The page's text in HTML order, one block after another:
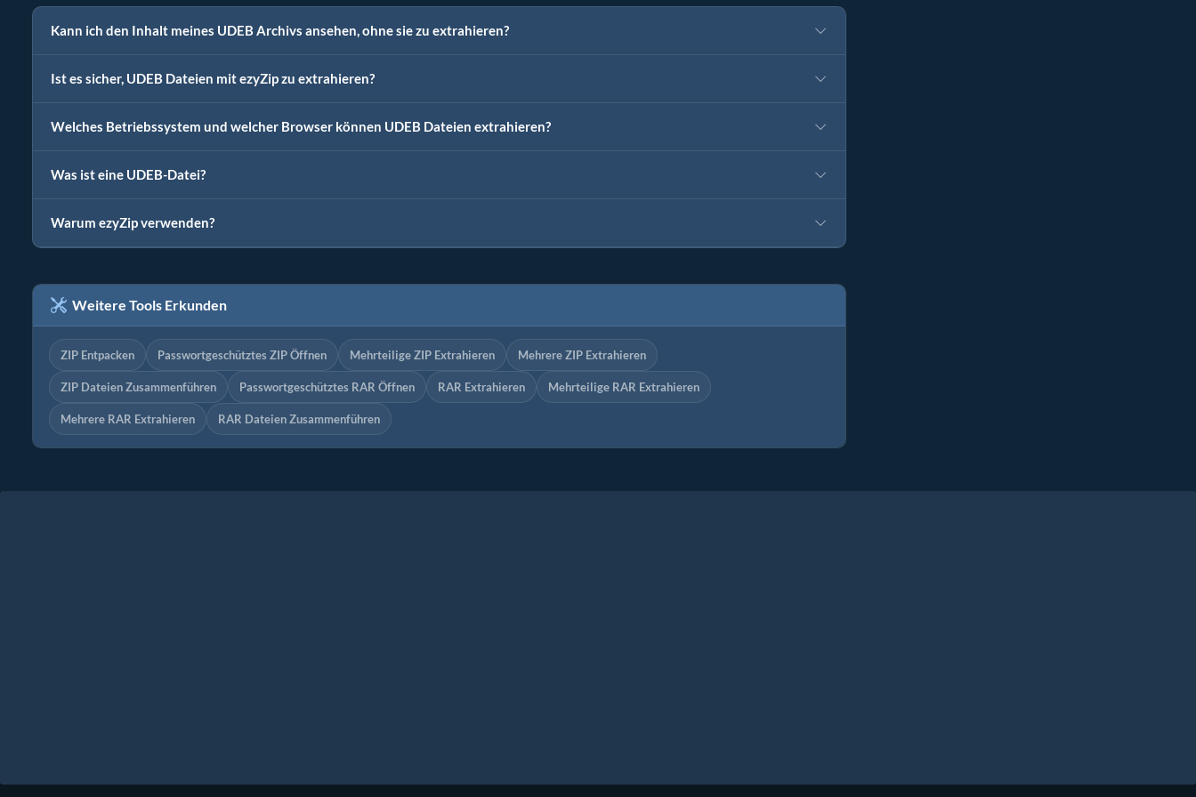
Kann ich den Inhalt meines UDEB Archivs ansehen, ohne sie zu extrahieren?
Ist es sicher, UDEB Dateien mit ezyZip zu extrahieren?
Welches Betriebssystem und welcher Browser können UDEB Dateien extrahieren?
Was ist eine UDEB-Datei?
Warum ezyZip verwenden?
Weitere Tools Erkunden
ZIP Entpacken Passwortgeschütztes ZIP Öffnen Mehrteilige ZIP Extrahieren Mehrere ZIP Extrahieren
ZIP Dateien Zusammenführen Passwortgeschütztes RAR Öffnen RAR Extrahieren Mehrteilige RAR Extrahieren
Mehrere RAR Extrahieren RAR Dateien Zusammenführen